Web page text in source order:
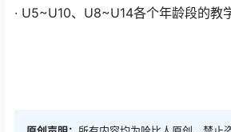
· U5~U10、U8~U14各个年龄段的教